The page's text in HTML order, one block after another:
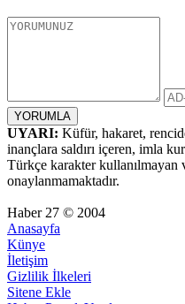
UYARI: Küfür, hakaret,
inançlara saldırı içeren, imla
Türkçe karakter kullanılmayan
onaylanmamaktadır.
Haber 27 © 2004
Anasayfa
Künye
İletişim
Gizlilik İlkeleri
Sitene Ekle